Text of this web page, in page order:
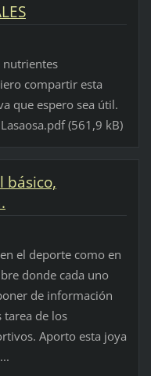
nutrientes
compartir esta
que espero sea útil.
(561,9 kB)
básico,
el deporte como en
donde cada uno
de información
tarea de los
Aporto esta joya